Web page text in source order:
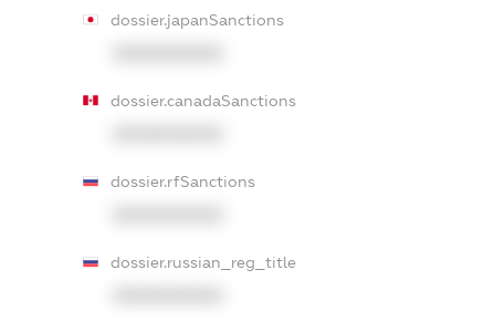
dossier.japanSanctions
dossier.canadaSanctions
dossier.rfSanctions
dossier.russian_reg_title